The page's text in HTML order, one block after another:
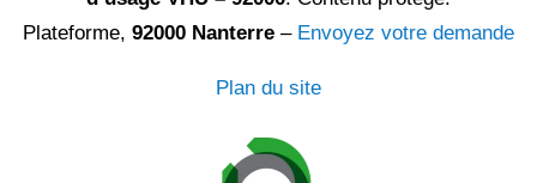
Plateforme, 92000 Nanterre – Envoyez votre demande
Plan du site